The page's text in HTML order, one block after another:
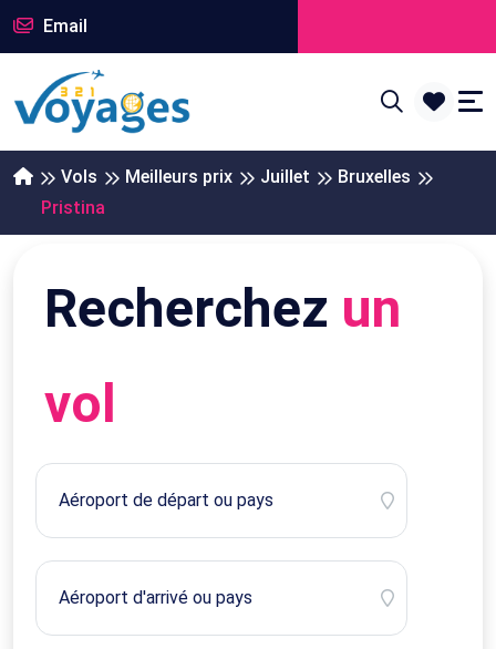
Email
Vols Meilleurs prix Juillet
Bruxelles
Pristina
Recherchez un
vol